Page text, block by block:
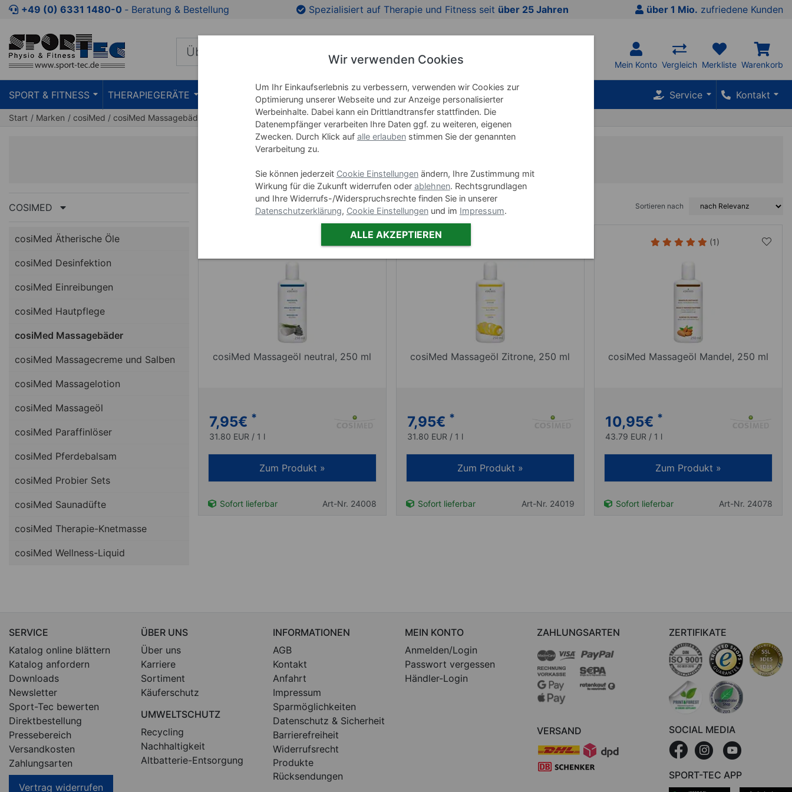
+49 (0) 6331 1480-0 ‐ Beratung & Bestellung Spezialisiert auf Therapie und Fitness seit über 25 Jahren über 1 Mio. zufriedene Kunden
Mein Konto Vergleich Merkliste Warenkorb
SPORT & FITNESS THERAPIEGERÄTE PRAXISEINRICHTUNG LEHRMITTEL WELLNESS MARKEN Service Kontakt
Start Marken cosiMed cosiMed Massagebäder
cosiMed Massagebäder
COSIMED
cosiMed Ätherische Öle
cosiMed Desinfektion
cosiMed Einreibungen
cosiMed Hautpflege
cosiMed Massagebäder
cosiMed Massagecreme und Salben
cosiMed Massagelotion
cosiMed Massageöl
cosiMed Paraffinlöser
cosiMed Pferdebalsam
cosiMed Probier Sets
cosiMed Saunadüfte
cosiMed Therapie-Knetmasse
cosiMed Wellness-Liquid
Sortieren nach
cosiMed Massageöl neutral, 250 ml
7,95€ *
31.80 EUR / 1 l
Zum Produkt »
Sofort lieferbar Art-Nr. 24008
cosiMed Massageöl Zitrone, 250 ml
7,95€ *
31.80 EUR / 1 l
Zum Produkt »
Sofort lieferbar Art-Nr. 24019
(1)
cosiMed Massageöl Mandel, 250 ml
10,95€ *
43.79 EUR / 1 l
Zum Produkt »
Sofort lieferbar Art-Nr. 24078
SERVICE
Katalog online blättern
Katalog anfordern
Downloads
Newsletter
Sport-Tec bewerten
Direktbestellung
Pressebereich
Versandkosten
Zahlungsarten
Vertrag widerrufen
ÜBER UNS
Über uns
Karriere
Sortiment
Käuferschutz
UMWELTSCHUTZ
Recycling
Nachhaltigkeit
Altbatterie-Entsorgung
INFORMATIONEN
AGB
Kontakt
Anfahrt
Impressum
Sparmöglichkeiten
Datenschutz & Sicherheit
Barrierefreiheit
Widerrufsrecht
Produkte
Rücksendungen
MEIN KONTO
Anmelden/Login
Passwort vergessen
Händler-Login
ZAHLUNGSARTEN
VERSAND
ZERTIFIKATE
SOCIAL MEDIA
SPORT-TEC APP
Wir verwenden Cookies
Um Ihr Einkaufserlebnis zu verbessern, verwenden wir Cookies zur
Optimierung unserer Webseite und zur Anzeige personalisierter
Werbeinhalte. Dabei kann ein Drittlandtransfer stattfinden. Die
Datenempfänger verarbeiten Ihre Daten ggf. zu weiteren, eigenen
Zwecken. Durch Klick auf alle erlaubenstimmen Sie der genannten
Verarbeitung zu.
Sie können jederzeit Cookie Einstellungenändern, Ihre Zustimmung mit
Wirkung für die Zukunft widerrufen oder ablehnen. Rechtsgrundlagen
und Ihre Widerrufs-/Widerspruchsrechte finden Sie in unserer
Datenschutzerklärung, Cookie Einstellungenund im Impressum.
ALLE AKZEPTIEREN